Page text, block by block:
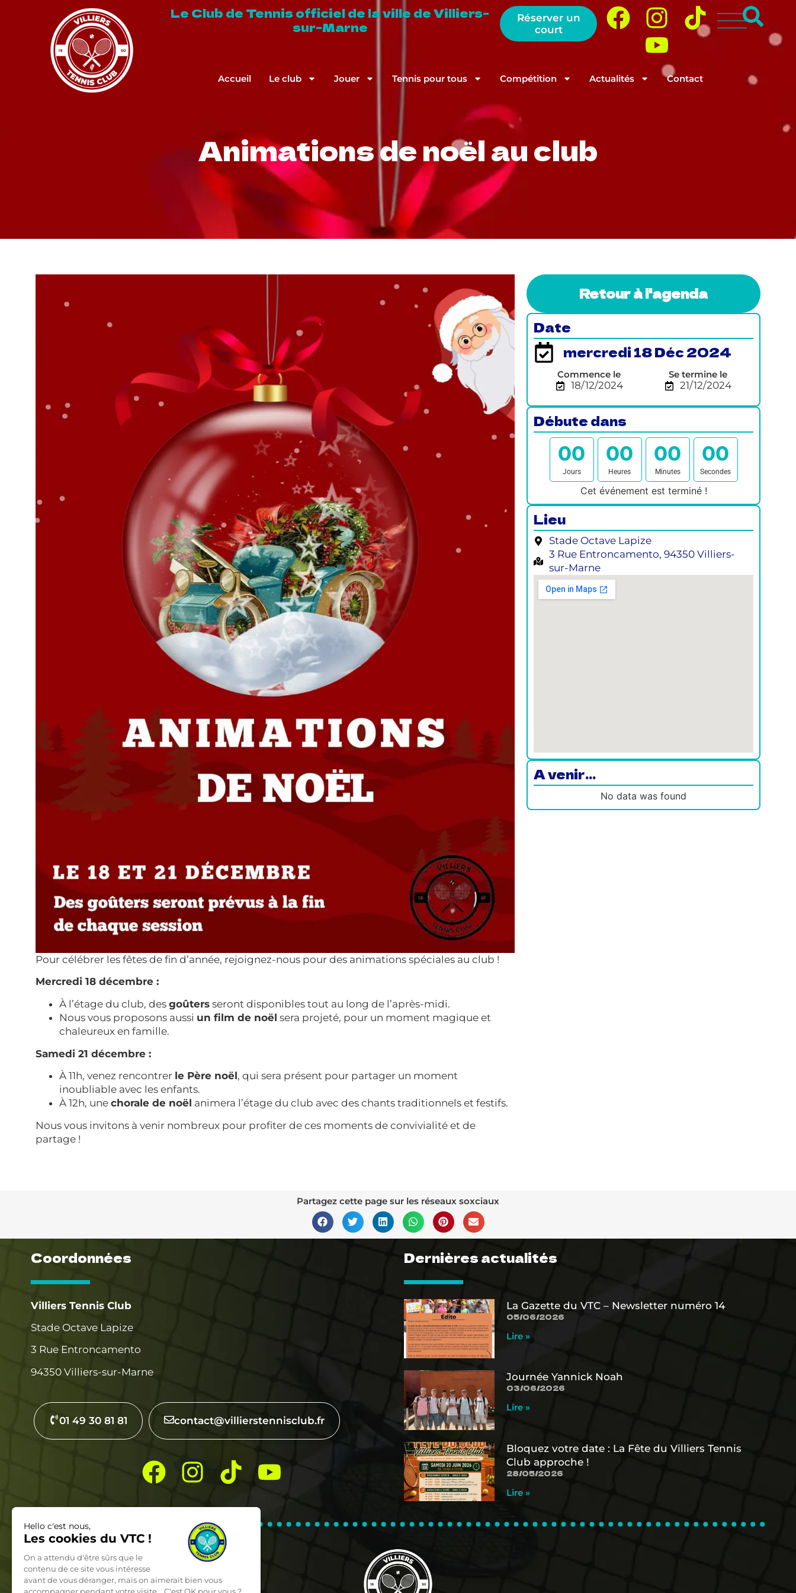
Le Club de Tennis officiel de la ville de Villiers-
sur-Marne
Réserver un
court
Accueil Le club Jouer Tennis pour tous Compétition Actualités Contact
Animations de noël au club
Pour célébrer les fêtes de fin d’année, rejoignez-nous pour des animations spéciales au club !
Mercredi 18 décembre :
À l’étage du club, des goûters seront disponibles tout au long de l’après-midi.
Nous vous proposons aussi un film de noël sera projeté, pour un moment magique et
chaleureux en famille.
Samedi 21 décembre :
À 11h, venez rencontrer le Père noël, qui sera présent pour partager un moment
inoubliable avec les enfants.
À 12h, une chorale de noël animera l’étage du club avec des chants traditionnels et festifs.
Nous vous invitons à venir nombreux pour profiter de ces moments de convivialité et de
partage !
Retour à l'agenda
Date
mercredi 18 Déc 2024
Commence le
18/12/2024
Se termine le
21/12/2024
Débute dans
00
Jours
00
Heures
00
Minutes
00
Secondes
Cet événement est terminé !
Lieu
Stade Octave Lapize
3 Rue Entroncamento, 94350 Villiers-
sur-Marne
A venir...
No data was found
Partagez cette page sur les réseaux soxciaux
Coordonnées
Villiers Tennis Club
Stade Octave Lapize
3 Rue Entroncamento
94350 Villiers-sur-Marne
01 49 30 81 81 contact@villierstennisclub.fr
Dernières actualités
La Gazette du VTC – Newsletter numéro 14
05/06/2026
Lire »
Journée Yannick Noah
03/06/2026
Lire »
Bloquez votre date : La Fête du Villiers Tennis
Club approche !
28/05/2026
Lire »